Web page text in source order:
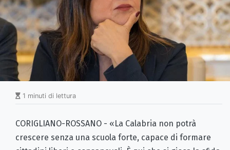
1 minuti di lettura
CORIGLIANO-ROSSANO - «La Calabria non potrà
crescere senza una scuola forte, capace di formare